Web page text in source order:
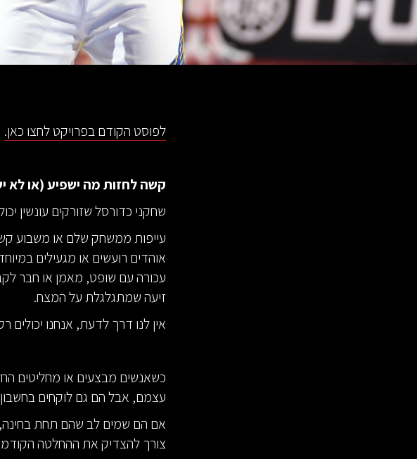
לפוסט הקודם בפרויקט לחצו כאן.
קשה לחזות מה ישפיע (או לא
שחקני כדורסל שזורקים עונשין
עייפות ממשחק שלם או משבוע
אוהדים רועשים או מגעילים
עכורה עם שופט, מאמן או חבר
זיעה שמתגלגלת על המצח.
אין לנו דרך לדעת, אנחנו יכולים
כשאנשים מבצעים או מחליטים
עצמם, אבל הם גם לוקחים
אם הם שמים לב שהם תחת
צורך להצדיק את ההחלטה